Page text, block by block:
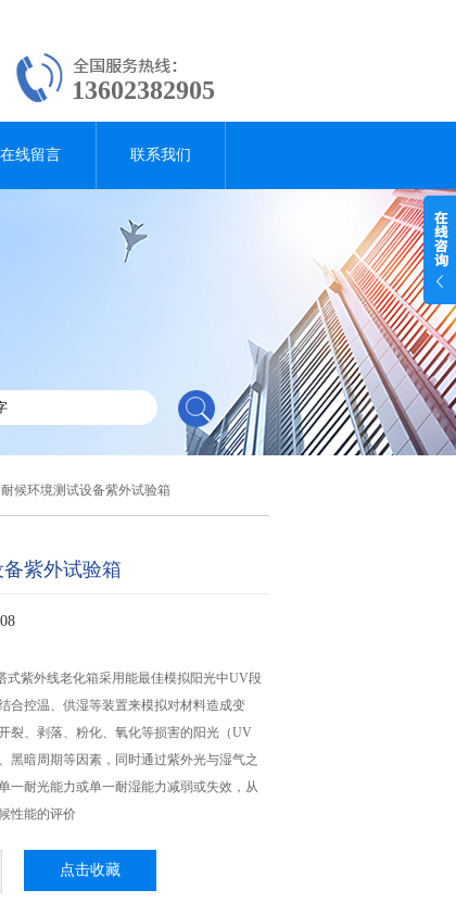
13602382905
在线留言 联系我们
候环境测试设备紫外试验箱
紫外试验箱
式紫外线老化箱采用能最佳模拟阳光中UV段
合控温、供湿等装置来模拟对材料造成变
裂、剥落、粉化、氧化等损害的阳光（UV
黑暗周期等因素，同时通过紫外光与湿气之
一耐光能力或单一耐湿能力减弱或失效，从
性能的评价
点击收藏